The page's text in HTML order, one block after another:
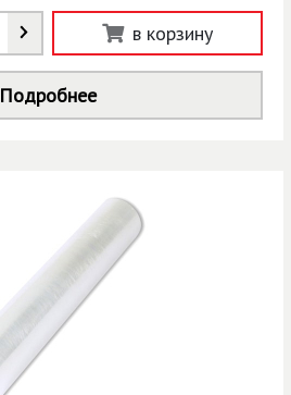
в корзину
Подробнее